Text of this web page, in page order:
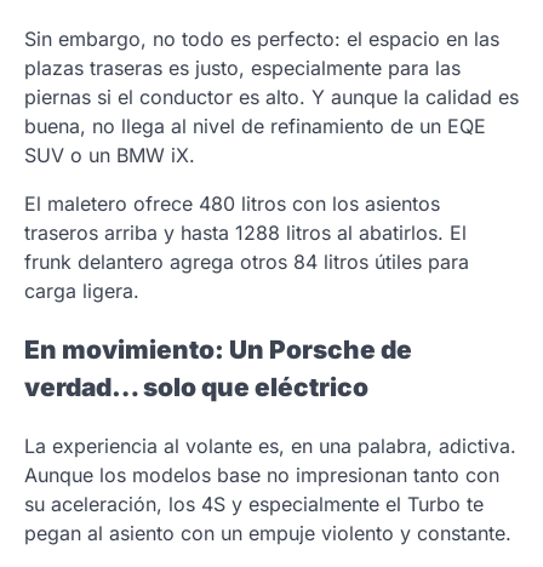
Sin embargo, no todo es perfecto: el espacio en las
plazas traseras es justo, especialmente para las
piernas si el conductor es alto. Y aunque la calidad es
buena, no llega al nivel de refinamiento de un EQE
SUV o un BMW iX.
El maletero ofrece 480 litros con los asientos
traseros arriba y hasta 1288 litros al abatirlos. El
frunk delantero agrega otros 84 litros útiles para
carga ligera.
En movimiento: Un Porsche de
verdad… solo que eléctrico
La experiencia al volante es, en una palabra, adictiva.
Aunque los modelos base no impresionan tanto con
su aceleración, los 4S y especialmente el Turbo te
pegan al asiento con un empuje violento y constante.